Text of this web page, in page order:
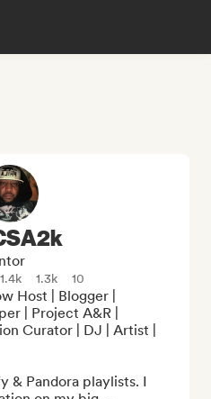
1.4k 1.3k 10
Host | Blogger |
| Project A&R |
Curator | DJ | Artist |
& Pandora playlists. I